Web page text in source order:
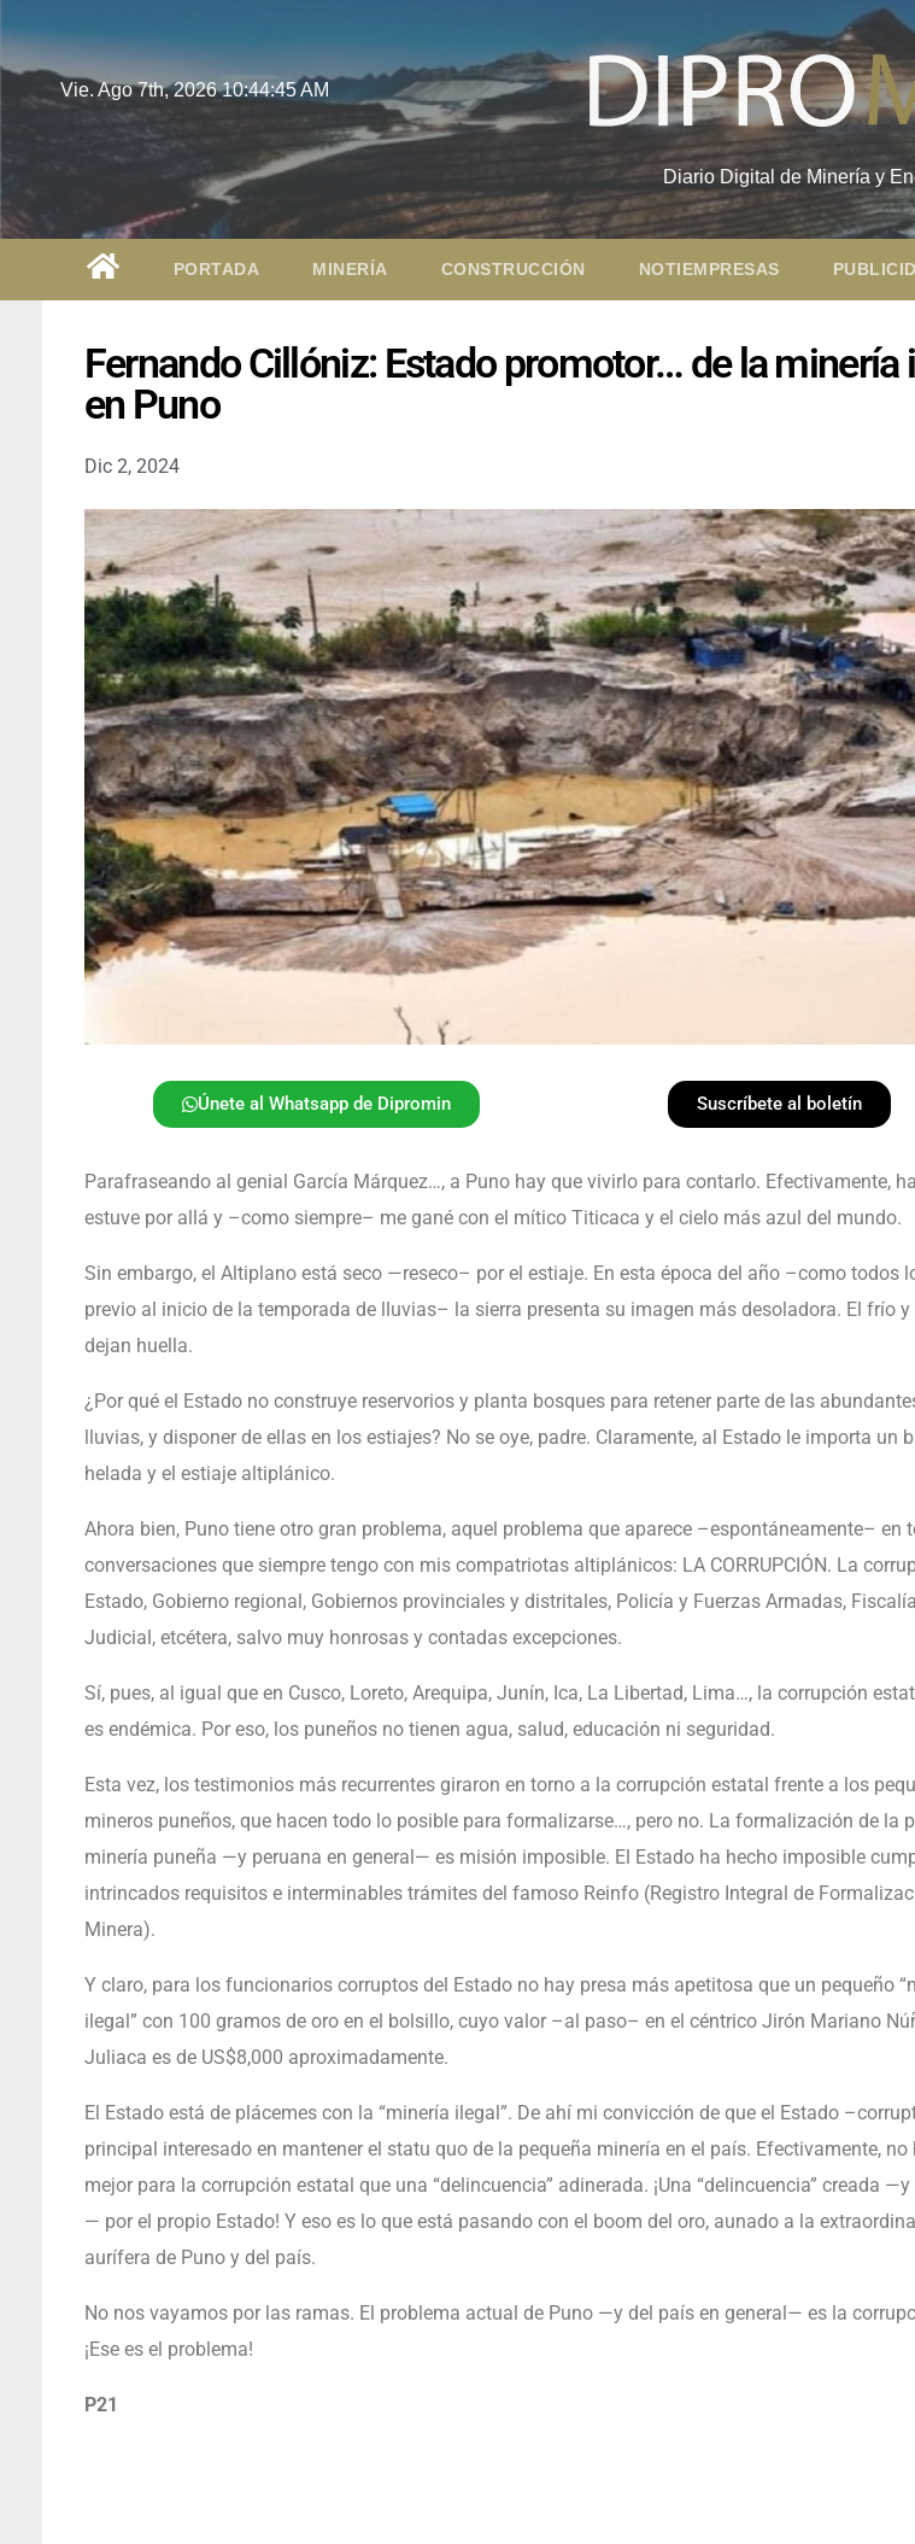
Vie. Ago 7th, 202610:44:46 AM
Diario Digital de Minería y
PORTADA MINERÍA CONSTRUCCIÓN NOTIEMPRESAS
Fernando Cillóniz: Estado promotor… de la minería
en Puno
Dic 2, 2024
Únete al Whatsapp de Dipromin Suscríbete al boletín
Parafraseando al genial García Márquez…, a Puno hay que vivirlo para contarlo. Efectivamente,
estuve por allá y –como siempre– me gané con el mítico Titicaca y el cielo más azul del mundo.
Sin embargo, el Altiplano está seco —reseco– por el estiaje. En esta época del año –como todos
previo al inicio de la temporada de lluvias– la sierra presenta su imagen más desoladora. El frío y
dejan huella.
¿Por qué el Estado no construye reservorios y planta bosques para retener parte de las
lluvias, y disponer de ellas en los estiajes? No se oye, padre. Claramente, al Estado le importa un
helada y el estiaje altiplánico.
Ahora bien, Puno tiene otro gran problema, aquel problema que aparece –espontáneamente– en
conversaciones que siempre tengo con mis compatriotas altiplánicos: LA CORRUPCIÓN. La
Estado, Gobierno regional, Gobiernos provinciales y distritales, Policía y Fuerzas Armadas,
Judicial, etcétera, salvo muy honrosas y contadas excepciones.
Sí, pues, al igual que en Cusco, Loreto, Arequipa, Junín, Ica, La Libertad, Lima…, la corrupción
es endémica. Por eso, los puneños no tienen agua, salud, educación ni seguridad.
Esta vez, los testimonios más recurrentes giraron en torno a la corrupción estatal frente a los
mineros puneños, que hacen todo lo posible para formalizarse…, pero no. La formalización de la
minería puneña —y peruana en general— es misión imposible. El Estado ha hecho imposible
intrincados requisitos e interminables trámites del famoso Reinfo (Registro Integral de
Minera).
Y claro, para los funcionarios corruptos del Estado no hay presa más apetitosa que un pequeño
ilegal” con 100 gramos de oro en el bolsillo, cuyo valor –al paso– en el céntrico Jirón Mariano
Juliaca es de US$8,000 aproximadamente.
El Estado está de plácemes con la “minería ilegal”. De ahí mi convicción de que el Estado
principal interesado en mantener el statu quo de la pequeña minería en el país. Efectivamente, no
mejor para la corrupción estatal que una “delincuencia” adinerada. ¡Una “delincuencia” creada
— por el propio Estado! Y eso es lo que está pasando con el boom del oro, aunado a la
aurífera de Puno y del país.
No nos vayamos por las ramas. El problema actual de Puno —y del país en general— es la
¡Ese es el problema!
P21